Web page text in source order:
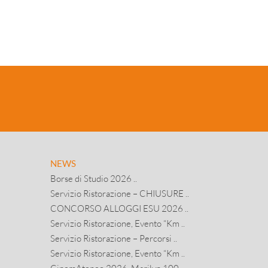
NEWS
Borse di Studio 2026 ..
Servizio Ristorazione – CHIUSURE ..
CONCORSO ALLOGGI ESU 2026 ..
Servizio Ristorazione, Evento “Km ..
Servizio Ristorazione – Percorsi ..
Servizio Ristorazione, Evento “Km ..